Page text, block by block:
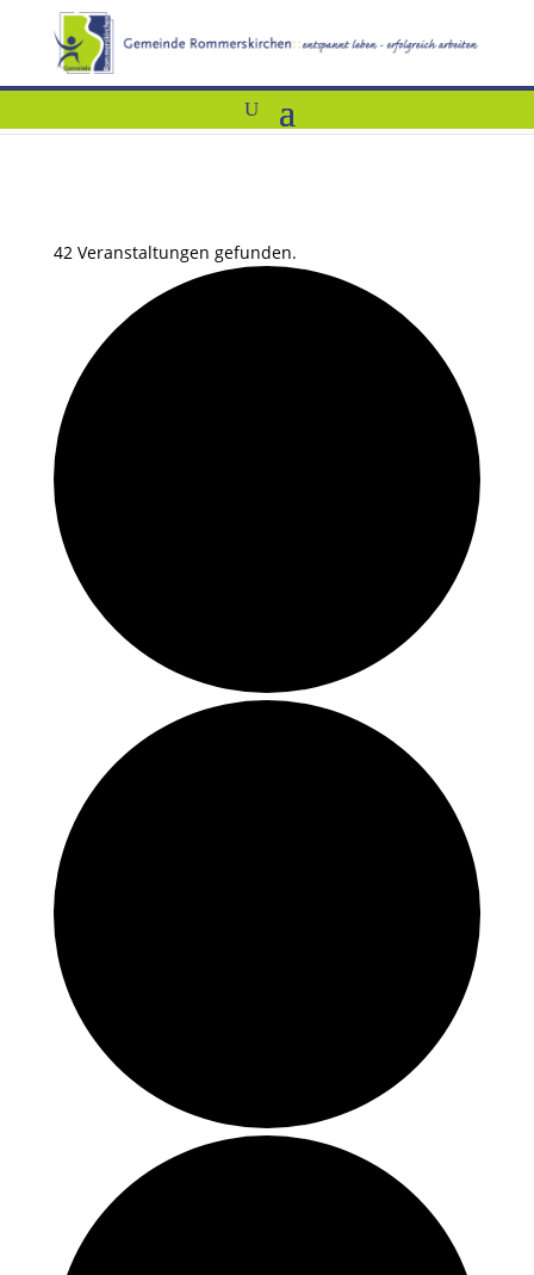
42 Veranstaltungen gefunden.